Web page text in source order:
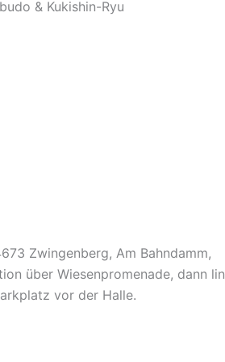
& Kukishin-Ryu
Zwingenberg, Am Bahndamm,
über Wiesenpromenade, dann
vor der Halle.